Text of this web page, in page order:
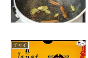
チャイ